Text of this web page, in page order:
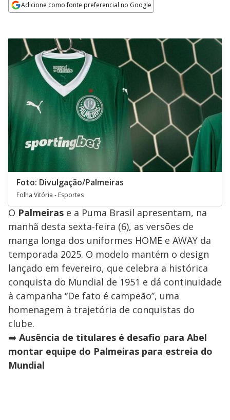
Adicione como fonte preferencial no Google
Foto: Divulgação/Palmeiras
Folha Vitória - Esportes
O Palmeiras e a Puma Brasil apresentam, na
manhã desta sexta-feira (6), as versões de
manga longa dos uniformes HOME e AWAY da
temporada 2025. O modelo mantém o design
lançado em fevereiro, que celebra a histórica
conquista do Mundial de 1951 e dá continuidade
à campanha “De fato é campeão”, uma
homenagem à trajetória de conquistas do
clube.
➡️ Ausência de titulares é desafio para Abel
montar equipe do Palmeiras para estreia do
Mundial